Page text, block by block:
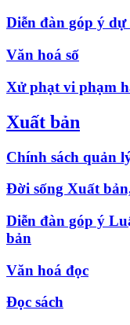
Diễn đàn góp ý
Văn hoá số
Xử phạt vi phạm
Xuất bản
Chính sách quản
Đời sống Xuất
Diễn đàn góp ý
bản
Văn hoá đọc
Đọc sách